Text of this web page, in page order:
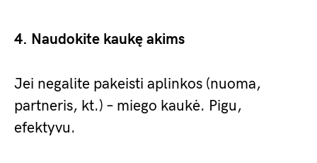
4. Naudokite kaukę akims
Jei negalite pakeisti aplinkos (nuoma,
partneris, kt.) – miego kaukė. Pigu,
efektyvu.